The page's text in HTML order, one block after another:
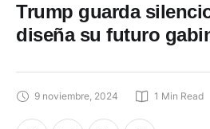
Trump guarda
diseña su futuro
9 noviembre, 2024 1 Min Read